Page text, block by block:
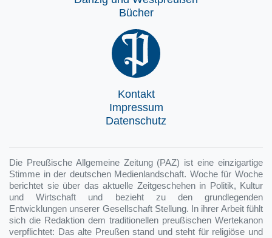
Bücher
Kontakt
Impressum
Datenschutz
Die Preußische Allgemeine Zeitung (PAZ) ist eine einzigartige
Stimme in der deutschen Medienlandschaft. Woche für Woche
berichtet sie über das aktuelle Zeitgeschehen in Politik, Kultur
und Wirtschaft und bezieht zu den grundlegenden
Entwicklungen unserer Gesellschaft Stellung. In ihrer Arbeit fühlt
sich die Redaktion dem traditionellen preußischen Wertekanon
verpflichtet: Das alte Preußen stand und steht für religiöse und